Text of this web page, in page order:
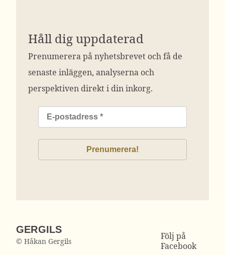
Håll dig uppdaterad
Prenumerera på nyhetsbrevet och få de
senaste inläggen, analyserna och
perspektiven direkt i din inkorg.
GERGILS
© Håkan Gergils
Följ på
Facebook